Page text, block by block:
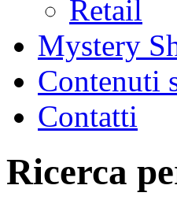
Retail
Mystery
Contenuti
Contatti
Ricerca